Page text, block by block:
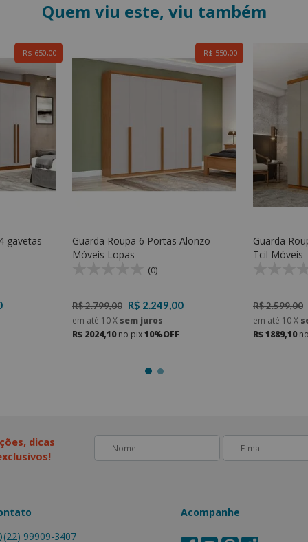
Quem viu este, viu também
R$ 650,00
gavetas
R$ 550,00
Guarda Roupa 6 Portas Alonzo -
Móveis Lopas
(0)
R$ 2.799,00 R$ 2.249,00
em até 10X sem juros
R$ 2024,10no pix10%OFF
Guarda
Tcil Móveis
R$ 2.599,00
em até 10X
R$ 1889,10
dicas
(22) 99909-3407
Acompanhe